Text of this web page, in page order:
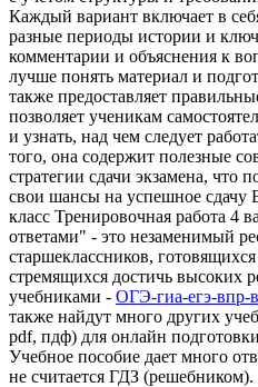
Каждый вариант включает в
разные периоды истории и
комментарии и объяснения к
лучше понять материал и
также предоставляет
позволяет ученикам
и узнать, над чем следует
того, она содержит полезные
стратегии сдачи экзамена, что
свои шансы на успешное
класс Тренировочная работа 4
ответами" - это незаменимый
старшеклассников,
стремящихся достичь высоких
учебниками - ОГЭ-гиа-егэ-впр-
также найдут много других
pdf, пдф) для онлайн
Учебное пособие дает много
не считается ГДЗ (решебником).